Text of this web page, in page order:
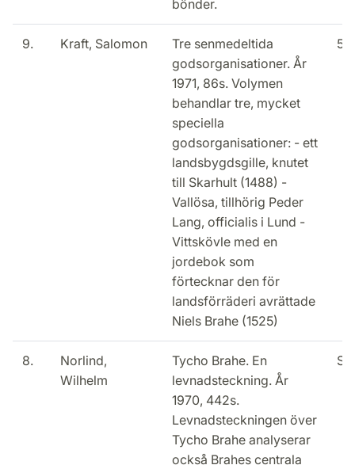
bönder.
9. Kraft, Salomon
Tre senmedeltida
godsorganisationer. År
1971, 86s. Volymen
behandlar tre, mycket
speciella
godsorganisationer: - ett
landsbygdsgille, knutet
till Skarhult (1488) -
Vallösa, tillhörig Peder
Lang, officialis i Lund -
Vittskövle med en
jordebok som
förtecknar den för
landsförräderi avrättade
Niels Brahe (1525)
50
8.
Norlind,
Wilhelm
Tycho Brahe. En
levnadsteckning. År
1970, 442s.
Levnadsteckningen över
Tycho Brahe analyserar
också Brahes centrala